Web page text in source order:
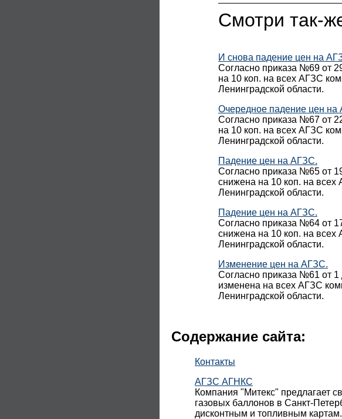
Смотри так-
И снова падение цен на
Согласно приказа №69 от
на 10 коп. на всех АГЗС
Ленинградской области.
Очередное падение цен на
Согласно приказа №67 от
на 10 коп. на всех АГЗС
Ленинградской области.
Падение цен на АГЗС.
Согласно приказа №65 от
снижена на 10 коп. на всех
Ленинградской области.
Падение цен на АГЗС.
Согласно приказа №64 от
снижена на 10 коп. на всех
Ленинградской области.
Изменение цен на АГЗС.
Согласно приказа №61 от
изменена на всех АГЗС
Ленинградской области.
Содержание сайта:
Контакты
АГЗС АГНКС
Компания "Митекс" предлагает
газовых баллонов в Санкт-
дисконтным и топливным картам.